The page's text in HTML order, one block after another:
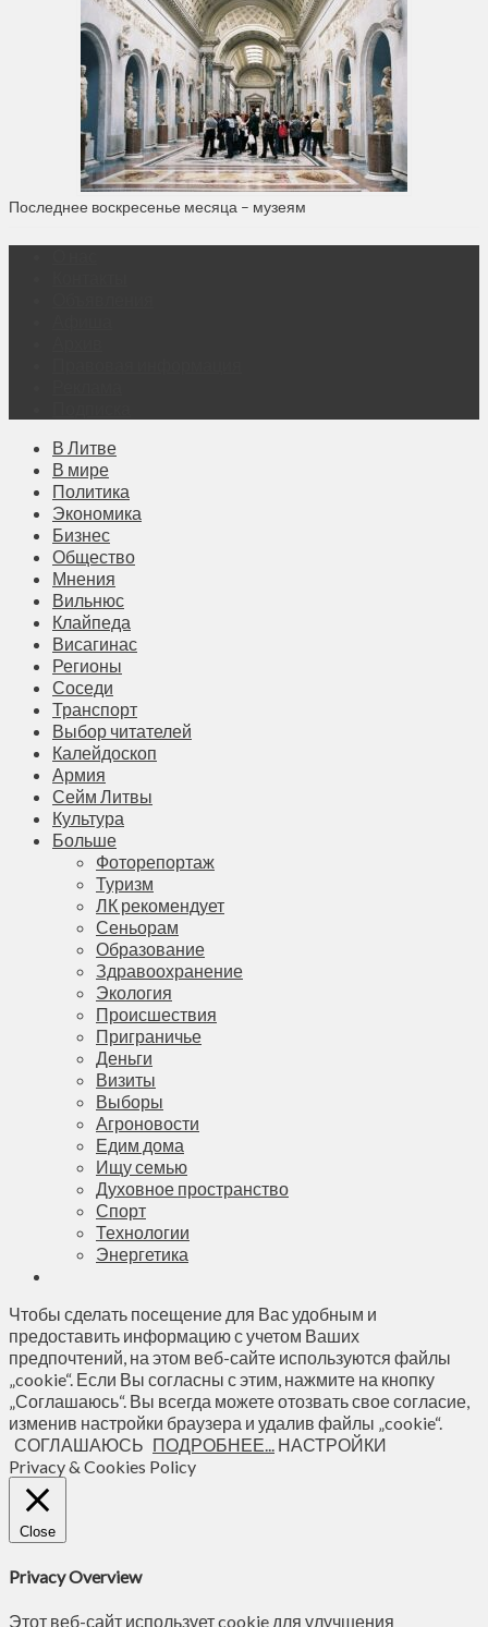
Последнее воскресенье месяца – музеям
В Литве
В мире
Политика
Экономика
Бизнес
Общество
Мнения
Вильнюс
Клайпеда
Висагинас
Регионы
Соседи
Транспорт
Выбор читателей
Калейдоскоп
Армия
Сейм Литвы
Культура
Больше
Фоторепортаж
Туризм
ЛК рекомендует
Сеньорам
Образование
Здравоохранение
Экология
Происшествия
Приграничье
Деньги
Визиты
Выборы
Агроновости
Едим дома
Ищу семью
Духовное пространство
Спорт
Технологии
Энергетика
Чтобы сделать посещение для Вас удобным и
предоставить информацию с учетом Ваших
предпочтений, на этом веб-сайте используются файлы
„cookie“. Если Вы согласны с этим, нажмите на кнопку
„Соглашаюсь“. Вы всегда можете отозвать свое согласие,
изменив настройки браузера и удалив файлы „cookie“.
СОГЛАШАЮСЬ ПОДРОБНЕЕ... НАСТРОЙКИ
Privacy & Cookies Policy
Close
Privacy Overview
Этот веб-сайт использует cookie для улучшения